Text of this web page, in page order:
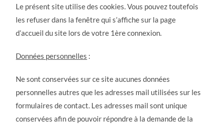
Le présent site utilise des cookies. Vous pouvez toutefois
les refuser dans la fenêtre qui s’affiche sur la page
d’accueil du site lors de votre 1ère connexion.
Données personnelles :
Ne sont conservées sur ce site aucunes données
personnelles autres que les adresses mail utilisées sur les
formulaires de contact. Les adresses mail sont unique
conservées afin de pouvoir répondre à la demande de la